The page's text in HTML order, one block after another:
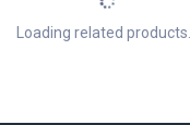
Loading related products...